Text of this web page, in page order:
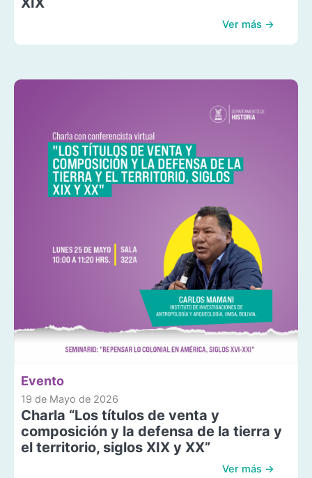
Ver más →
Evento
19 de Mayo de 2026
Charla “Los títulos de venta y
composición y la defensa de la tierra y
el territorio, siglos XIX y XX”
Ver más →